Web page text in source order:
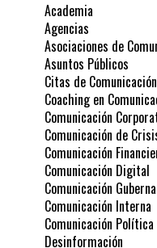
Academia
Agencias
Asociaciones de
Asuntos Públicos
Citas de Comunicación
Coaching en
Comunicación
Comunicación de
Comunicación
Comunicación Digital
Comunicación
Comunicación Interna
Comunicación Política
Desinformación